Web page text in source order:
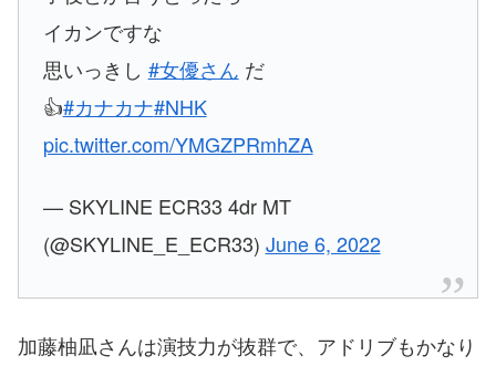
イカンですな
思いっきし #女優さん だ
👍#カナカナ#NHK
pic.twitter.com/YMGZPRmhZA
— SKYLINE ECR33 4dr MT
(@SKYLINE_E_ECR33) June 6, 2022
加藤柚凪さんは演技力が抜群で、アドリブもかなり